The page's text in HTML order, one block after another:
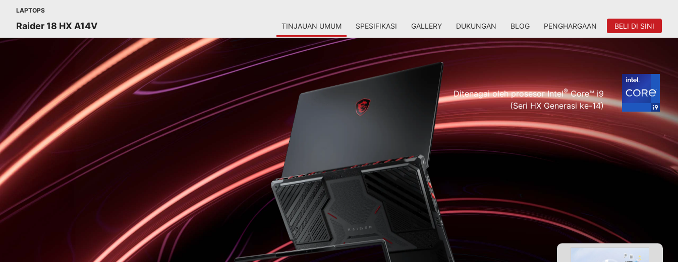
LAPTOPS
Raider 18 HX A14V TINJAUAN UMUM SPESIFIKASI GALLERY DUKUNGAN BLOG PENGHARGAAN BELI DI SINI
Ditenagai oleh prosesor Intel®Core™ i9
(Seri HX Generasi ke-14)